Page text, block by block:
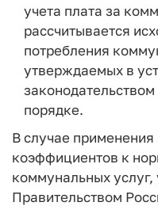
учета плата за
рассчитывается
потребления
утверждаемых в
порядке.
В случае
коэффициентов к
коммунальных
Правительством